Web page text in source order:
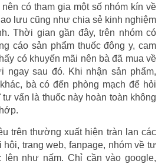
có tham gia một số nhóm kín về
lưu cũng như chia sẻ kinh nghiệm
Thời gian gần đây, trên nhóm có
cáo sản phẩm thuốc đông y, cam
có khuyến mãi nên bà đã mua về
ngay sau đó. Khi nhận sản phẩm,
bà có đến phòng mạch để hỏi
vấn là thuốc này hoàn toàn không
trên thường xuất hiện tràn lan các
hội, trang web, fanpage, nhóm về tư
lên như nấm. Chỉ cần vào google,